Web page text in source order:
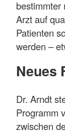
bestimmter
Arzt auf
Patienten
werden –
Neues
Dr. Arndt
Programm
zwischen